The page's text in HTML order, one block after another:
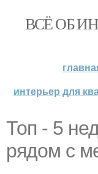
ВСЁ ОБ
интерьер для
Топ - 5
рядом с